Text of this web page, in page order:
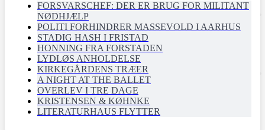
FORSVARSCHEF: DER ER BRUG FOR MILITANT
NØDHJÆLP
POLITI FORHINDRER MASSEVOLD I AARHUS
STADIG HASH I FRISTAD
HONNING FRA FORSTADEN
LYDLØS ANHOLDELSE
KIRKEGÅRDENS TRÆER
A NIGHT AT THE BALLET
OVERLEV I TRE DAGE
KRISTENSEN & KØHNKE
LITERATURHAUS FLYTTER